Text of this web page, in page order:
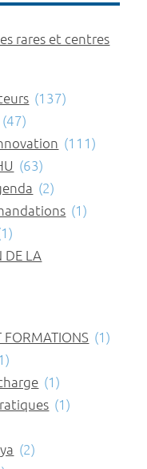
rares et centres
(137)
(47)
(111)
(63)
(2)
(1)
DE LA
FORMATIONS (1)
(1)
(1)
(2)